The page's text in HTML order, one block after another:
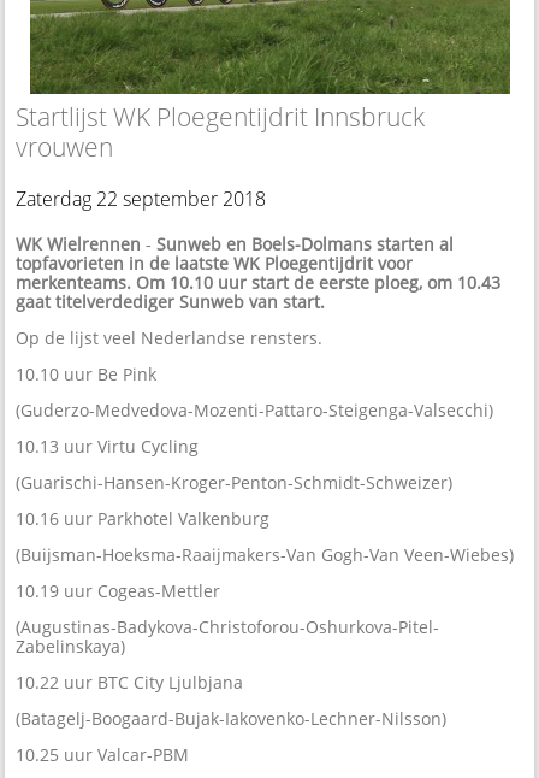
Startlijst WK Ploegentijdrit Innsbruck
vrouwen
Zaterdag 22 september 2018
WK Wielrennen -Sunweb en Boels-Dolmans starten al
topfavorieten in de laatste WK Ploegentijdrit voor
merkenteams. Om 10.10 uur start de eerste ploeg, om 10.43
gaat titelverdediger Sunweb van start.
Op de lijst veel Nederlandse rensters.
10.10 uur Be Pink
(Guderzo-Medvedova-Mozenti-Pattaro-Steigenga-Valsecchi)
10.13 uur Virtu Cycling
(Guarischi-Hansen-Kroger-Penton-Schmidt-Schweizer)
10.16 uur Parkhotel Valkenburg
(Buijsman-Hoeksma-Raaijmakers-Van Gogh-Van Veen-Wiebes)
10.19 uur Cogeas-Mettler
(Augustinas-Badykova-Christoforou-Oshurkova-Pitel-
Zabelinskaya)
10.22 uur BTC City Ljulbjana
(Batagelj-Boogaard-Bujak-Iakovenko-Lechner-Nilsson)
10.25 uur Valcar-PBM